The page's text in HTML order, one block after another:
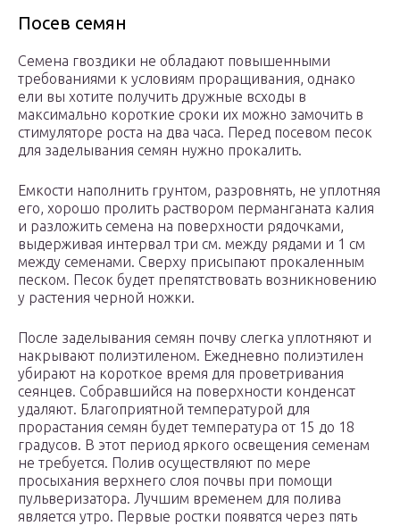
Посев семян
Семена гвоздики не обладают повышенными
требованиями к условиям проращивания, однако
ели вы хотите получить дружные всходы в
максимально короткие сроки их можно замочить в
стимуляторе роста на два часа. Перед посевом песок
для заделывания семян нужно прокалить.
Емкости наполнить грунтом, разровнять, не уплотняя
его, хорошо пролить раствором перманганата калия
и разложить семена на поверхности рядочками,
выдерживая интервал три см. между рядами и 1 см
между семенами. Сверху присыпают прокаленным
песком. Песок будет препятствовать возникновению
у растения черной ножки.
После заделывания семян почву слегка уплотняют и
накрывают полиэтиленом. Ежедневно полиэтилен
убирают на короткое время для проветривания
сеянцев. Собравшийся на поверхности конденсат
удаляют. Благоприятной температурой для
прорастания семян будет температура от 15 до 18
градусов. В этот период яркого освещения семенам
не требуется. Полив осуществляют по мере
просыхания верхнего слоя почвы при помощи
пульверизатора. Лучшим временем для полива
является утро. Первые ростки появятся через пять